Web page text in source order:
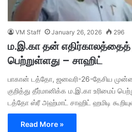
VM Staff January 26, 2026 296
ம.இ.கா தன் எதிர்காலத்தைத்
பெற்றுள்ளது – சாஹிட்
பாகான் டத்தோ, ஜனவரி-26-தேசிய
குறித்து தீர்மானிக்க ம.இ.கா உரிமைப்
டத்தோ ஸ்ரீ அஹ்மாட் சாஹிட் ஹமிடி
Read More »